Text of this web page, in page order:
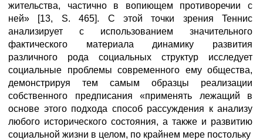
жительства, частично в вопиющем противоречии с
ней» [13, S. 465]. С этой точки зрения Teннис
анализирует с использованием значительного
фактического материала динамику развития
различного рода социальных структур исследует
социальные проблемы современного ему общества,
демонстрируя тем самым образцы реализации
собственного предписания «применять лежащий в
основе этого подхода способ рассуждения к анализу
любого исторического состояния, а также и развитию
социальной жизни в целом, по крайнем мере постольку